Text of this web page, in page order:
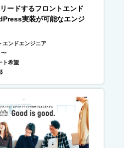
ードするフロントエンド
実装が可能なエンジ
エンドエンジニア
〜
ト希望